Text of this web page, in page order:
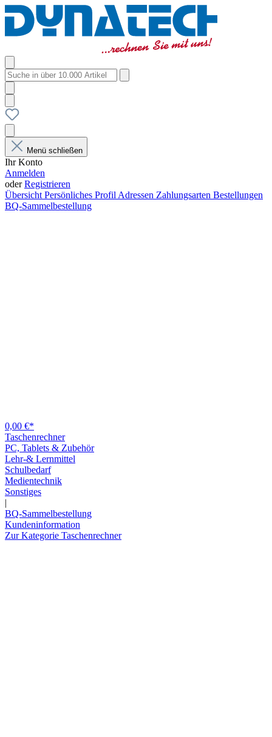
Menü schließen
Ihr Konto
Anmelden
oderRegistrieren
Übersicht Persönliches Profil Adressen Zahlungsarten Bestellungen
BQ-Sammelbestellung
0,00 €*
Taschenrechner
PC, Tablets & Zubehör
Lehr-& Lernmittel
Schulbedarf
Medientechnik
Sonstiges
|
BQ-Sammelbestellung
Kundeninformation
Zur Kategorie Taschenrechner